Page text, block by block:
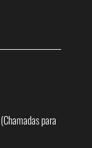
(Chamadas para